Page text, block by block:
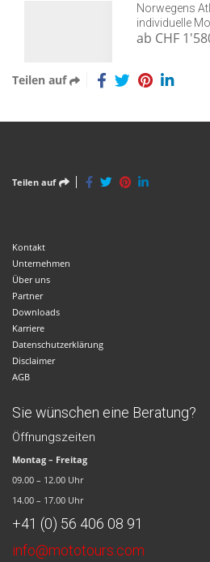
Norwegens
individuelle
ab CHF
Teilen auf
Teilen auf
Kontakt
Unternehmen
Über uns
Partner
Downloads
Karriere
Datenschutzerklärung
Disclaimer
AGB
Sie wünschen eine Beratung?
Öffnungszeiten
Montag – Freitag
09.00 – 12.00 Uhr
14.00 – 17.00 Uhr
+41 (0) 56 406 08 91
info@mototours.com